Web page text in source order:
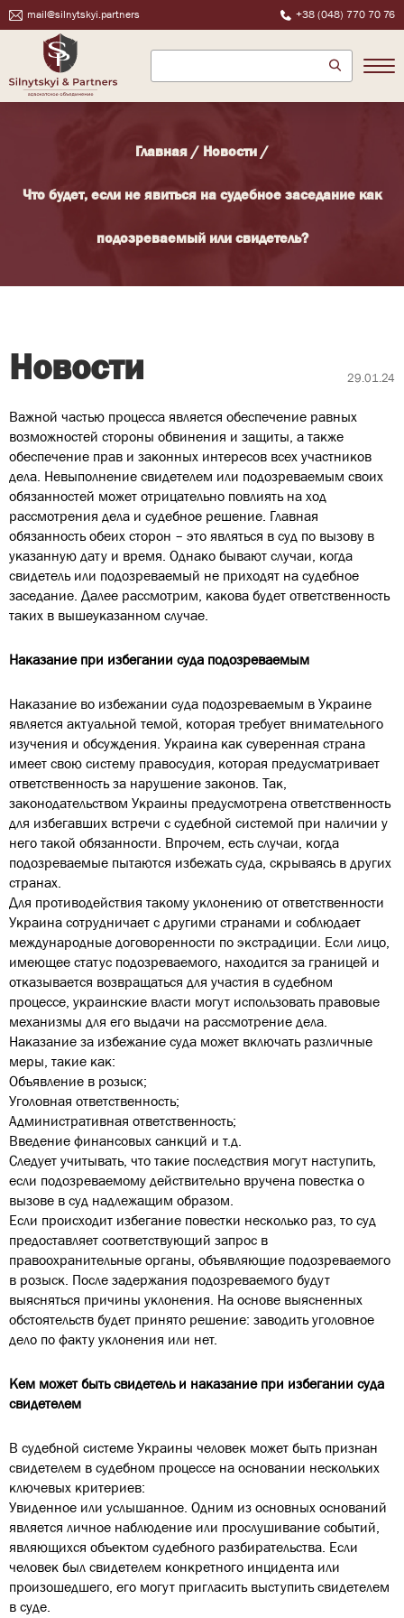
mail@silnytskyi.partners +38 (048) 770 70 76
Главная / Новости /
Что будет, если не явиться на судебное заседание как
подозреваемый или свидетель?
Новости 29.01.24
Важной частью процесса является обеспечение равных
возможностей стороны обвинения и защиты, а также
обеспечение прав и законных интересов всех участников
дела. Невыполнение свидетелем или подозреваемым своих
обязанностей может отрицательно повлиять на ход
рассмотрения дела и судебное решение. Главная
обязанность обеих сторон – это являться в суд по вызову в
указанную дату и время. Однако бывают случаи, когда
свидетель или подозреваемый не приходят на судебное
заседание. Далее рассмотрим, какова будет ответственность
таких в вышеуказанном случае.
Наказание при избегании суда подозреваемым
Наказание во избежании суда подозреваемым в Украине
является актуальной темой, которая требует внимательного
изучения и обсуждения. Украина как суверенная страна
имеет свою систему правосудия, которая предусматривает
ответственность за нарушение законов. Так,
законодательством Украины предусмотрена ответственность
для избегавших встречи с судебной системой при наличии у
него такой обязанности. Впрочем, есть случаи, когда
подозреваемые пытаются избежать суда, скрываясь в других
странах.
Для противодействия такому уклонению от ответственности
Украина сотрудничает с другими странами и соблюдает
международные договоренности по экстрадиции. Если лицо,
имеющее статус подозреваемого, находится за границей и
отказывается возвращаться для участия в судебном
процессе, украинские власти могут использовать правовые
механизмы для его выдачи на рассмотрение дела.
Наказание за избежание суда может включать различные
меры, такие как:
Объявление в розыск;
Уголовная ответственность;
Административная ответственность;
Введение финансовых санкций и т.д.
Следует учитывать, что такие последствия могут наступить,
если подозреваемому действительно вручена повестка о
вызове в суд надлежащим образом.
Если происходит избегание повестки несколько раз, то суд
предоставляет соответствующий запрос в
правоохранительные органы, объявляющие подозреваемого
в розыск. После задержания подозреваемого будут
выясняться причины уклонения. На основе выясненных
обстоятельств будет принято решение: заводить уголовное
дело по факту уклонения или нет.
Кем может быть свидетель и наказание при избегании суда
свидетелем
В судебной системе Украины человек может быть признан
свидетелем в судебном процессе на основании нескольких
ключевых критериев:
Увиденное или услышанное. Одним из основных оснований
является личное наблюдение или прослушивание событий,
являющихся объектом судебного разбирательства. Если
человек был свидетелем конкретного инцидента или
произошедшего, его могут пригласить выступить свидетелем
в суде.